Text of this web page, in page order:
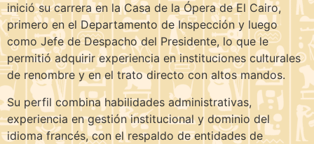
inició su carrera en la Casa de la Ópera de El Cairo,
primero en el Departamento de Inspección y luego
como Jefe de Despacho del Presidente, lo que le
permitió adquirir experiencia en instituciones culturales
de renombre y en el trato directo con altos mandos.
Su perfil combina habilidades administrativas,
experiencia en gestión institucional y dominio del
idioma francés, con el respaldo de entidades de